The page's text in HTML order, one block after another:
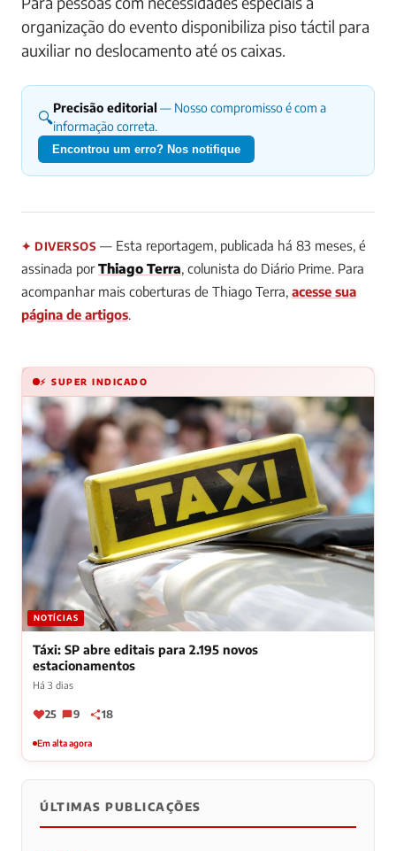
organização do evento disponibiliza piso táctil para
auxiliar no deslocamento até os caixas.
🔍Precisão editorial — Nosso compromisso é com a
informação correta.
Encontrou um erro? Nos notifique
✦ DIVERSOS — Esta reportagem, publicada há 83 meses, é
assinada porThiago Terra, colunista do Diário Prime. Para
acompanhar mais coberturas de Thiago Terra, acesse sua
página de artigos.
⚡ SUPER INDICADO
NOTÍCIAS
Táxi: SP abre editais para 2.195 novos
estacionamentos
Há 3 dias
25 9 18
Em alta agora
ÚLTIMAS PUBLICAÇÕES